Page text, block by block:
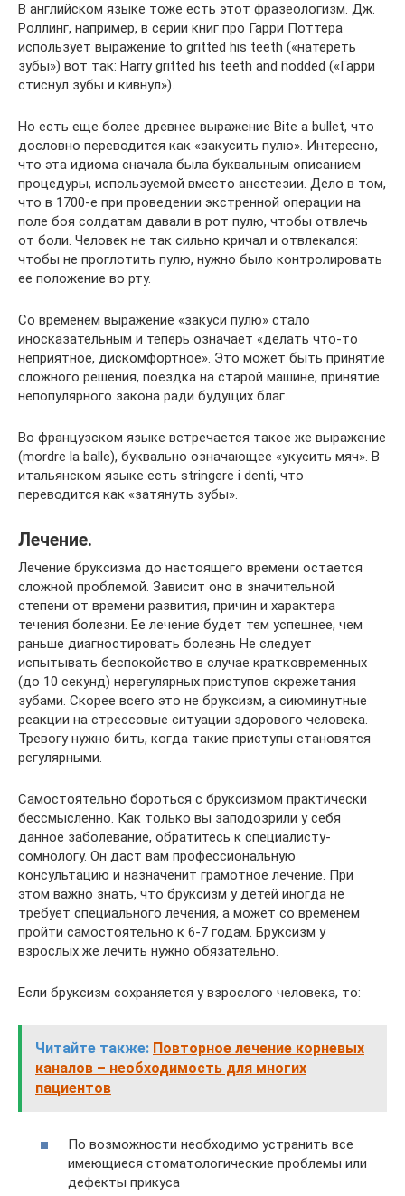
В английском языке тоже есть этот фразеологизм. Дж.
Роллинг, например, в серии книг про Гарри Поттера
использует выражение to gritted his teeth («натереть
зубы») вот так: Harry gritted his teeth and nodded («Гарри
стиснул зубы и кивнул»).
Но есть еще более древнее выражение Bite a bullet, что
дословно переводится как «закусить пулю». Интересно,
что эта идиома сначала была буквальным описанием
процедуры, используемой вместо анестезии. Дело в том,
что в 1700-е при проведении экстренной операции на
поле боя солдатам давали в рот пулю, чтобы отвлечь
от боли. Человек не так сильно кричал и отвлекался:
чтобы не проглотить пулю, нужно было контролировать
ее положение во рту.
Со временем выражение «закуси пулю» стало
иносказательным и теперь означает «делать что-то
неприятное, дискомфортное». Это может быть принятие
сложного решения, поездка на старой машине, принятие
непопулярного закона ради будущих благ.
Во французском языке встречается такое же выражение
(mordre la balle), буквально означающее «укусить мяч». В
итальянском языке есть stringere i denti, что
переводится как «затянуть зубы».
Лечение.
Лечение бруксизма до настоящего времени остается
сложной проблемой. Зависит оно в значительной
степени от времени развития, причин и характера
течения болезни. Ее лечение будет тем успешнее, чем
раньше диагностировать болезнь Не следует
испытывать беспокойство в случае кратковременных
(до 10 секунд) нерегулярных приступов скрежетания
зубами. Скорее всего это не бруксизм, а сиюминутные
реакции на стрессовые ситуации здорового человека.
Тревогу нужно бить, когда такие приступы становятся
регулярными.
Самостоятельно бороться с бруксизмом практически
бессмысленно. Как только вы заподозрили у себя
данное заболевание, обратитесь к специалисту-
сомнологу. Он даст вам профессиональную
консультацию и назначенит грамотное лечение. При
этом важно знать, что бруксизм у детей иногда не
требует специального лечения, а может со временем
пройти самостоятельно к 6-7 годам. Бруксизм у
взрослых же лечить нужно обязательно.
Если бруксизм сохраняется у взрослого человека, то:
Читайте также: Повторное лечение корневых
каналов – необходимость для многих
пациентов
По возможности необходимо устранить все
имеющиеся стоматологические проблемы или
дефекты прикуса